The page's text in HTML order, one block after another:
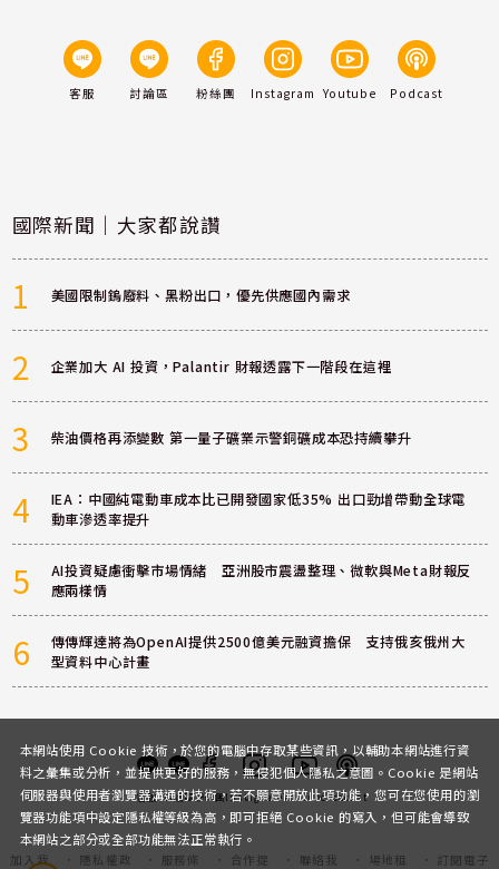
客服 討論區 粉絲團 Instagram Youtube Podcast
國際新聞｜大家都說讚
1 美國限制鎢廢料、黑粉出口，優先供應國內需求
2 企業加大 AI 投資，Palantir 財報透露下一階段在這裡
3 柴油價格再添變數 第一量子礦業示警銅礦成本恐持續攀升
4
IEA：中國純電動車成本比已開發國家低35% 出口勁增帶動全球電
動車滲透率提升
5
AI投資疑慮衝擊市場情緒 亞洲股市震盪整理、微軟與Meta財報反
應兩樣情
6
傳傳輝達將為OpenAI提供2500億美元融資擔保 支持俄亥俄州大
型資料中心計畫
客服 討論區粉絲團InstagramYoutubePodcast
加入我
隱私權政
服務條
合作提
聯絡我
場地租
訂閱電子
本網站使用 Cookie 技術，於您的電腦中存取某些資訊，以輔助本網站進行資
料之彙集或分析，並提供更好的服務，無侵犯個人隱私之意圖。Cookie 是網站
伺服器與使用者瀏覽器溝通的技術，若不願意開放此項功能，您可在您使用的瀏
覽器功能項中設定隱私權等級為高，即可拒絕 Cookie 的寫入，但可能會導致
本網站之部分或全部功能無法正常執行。